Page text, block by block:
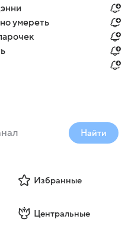
умереть
Найти
Избранные
Центральные